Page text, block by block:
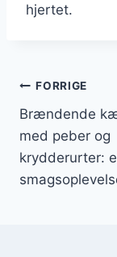
hjertet.
FORRIGE
Brændende
med peber og
krydderurter: